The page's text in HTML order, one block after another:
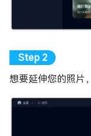
想要延伸您的照片